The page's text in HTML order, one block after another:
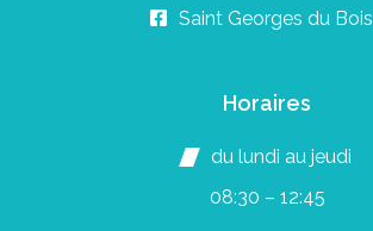
Saint Georges du Bois
Horaires
du lundi au jeudi
08:30 – 12:45